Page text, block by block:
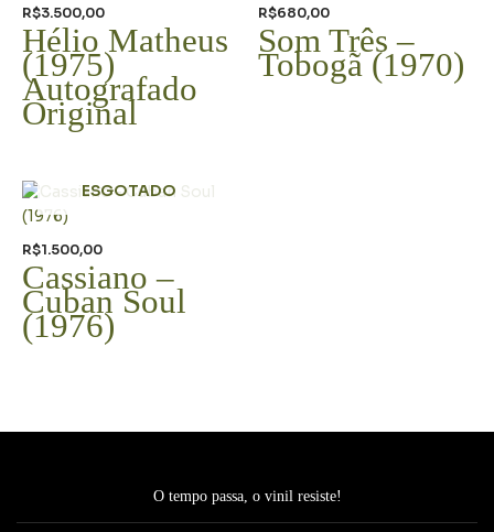
R$3.500,00
Hélio Matheus
(1975)
Autografado
Original
R$680,00
Som Três –
Tobogã (1970)
ESGOTADO
R$1.500,00
Cassiano –
Cuban Soul
(1976)
O tempo passa, o vinil resiste!